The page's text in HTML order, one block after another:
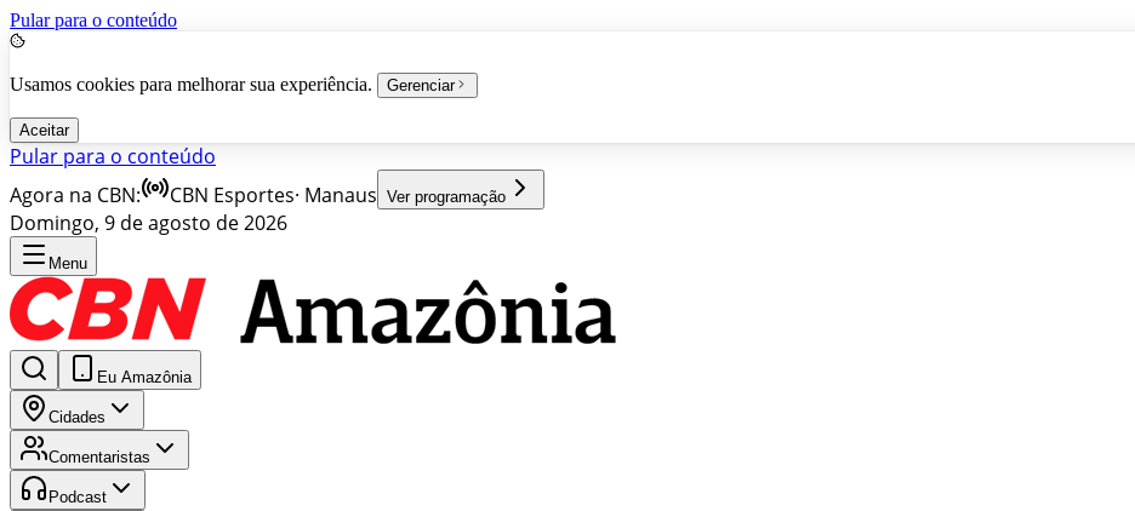
Pular para o conteúdo
Usamos cookies para melhorar sua experiência. Gerenciar
Aceitar
Pular para o conteúdo
Agora na CBN:
CBN Esportes· Manaus Ver programação
Domingo, 9 de agosto de 2026
Menu
Eu Amazônia
Cidades
Comentaristas
Podcast